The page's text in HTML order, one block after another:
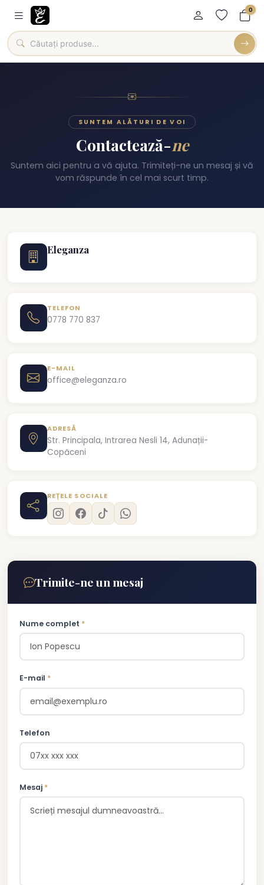
0
SUNTEM ALĂTURI DE VOI
Contactează-ne
Suntem aici pentru a vă ajuta. Trimiteți-ne un mesaj și vă
vom răspunde în cel mai scurt timp.
Eleganza
TELEFON
0778 770 837
E-MAIL
office@eleganza.ro
ADRESĂ
Str. Principala, Intrarea Nesli 14, Adunații-
Copăceni
REȚELE SOCIALE
Trimite-ne un mesaj
Nume complet *
E-mail *
Telefon
Mesaj *